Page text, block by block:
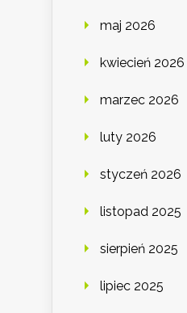
maj 2026
kwiecień 2026
marzec 2026
luty 2026
styczeń 2026
listopad 2025
sierpień 2025
lipiec 2025